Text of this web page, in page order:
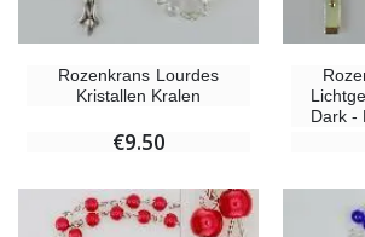
Rozenkrans Lourdes
Kristallen Kralen
€9.50
Dark -